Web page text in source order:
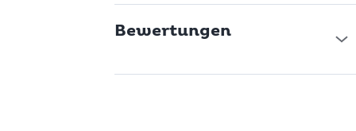
Bewertungen